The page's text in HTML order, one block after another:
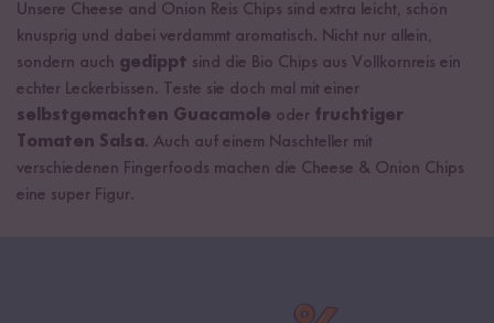
Unsere Cheese and Onion Reis Chips sind extra leicht, schön
knusprig und dabei verdammt aromatisch. Nicht nur allein,
sondern auch gedippt sind die Bio Chips aus Vollkornreis ein
echter Leckerbissen. Teste sie doch mal mit einer
selbstgemachten Guacamole oder fruchtiger
Tomaten Salsa. Auch auf einem Naschteller mit
verschiedenen Fingerfoods machen die Cheese & Onion Chips
eine super Figur.